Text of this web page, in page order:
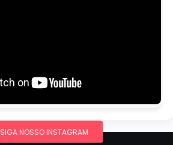
SIGA NOSSO INSTAGRAM